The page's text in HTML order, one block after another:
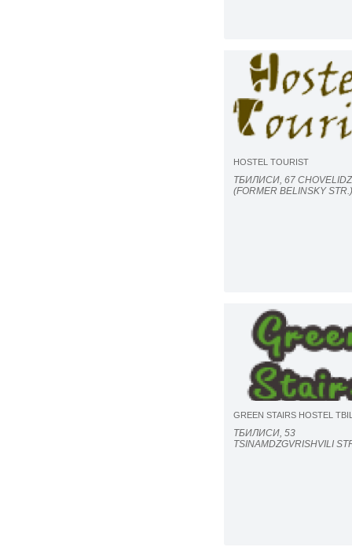
HOSTEL TOURIST
ТБИЛИСИ, 67
(FORMER BELINSKY STR.)
GREEN STAIRS HOSTEL
ТБИЛИСИ, 53
TSINAMDZGVRISHVILI